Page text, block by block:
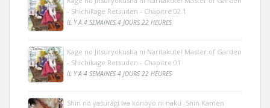
- Shichikage Retsuden - Chapitre 02.1
IL Y A 4 SEMAINES 4 JOURS 22 HEURES
Kage no Jitsuryokusha ni Naritakute! Master of Garden
- Shichikage Retsuden - Chapitre 01
IL Y A 4 SEMAINES 4 JOURS 22 HEURES
Shin no yasuragi wa konoyo ni naku -Shin Kamen